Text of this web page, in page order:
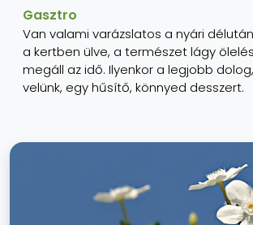
Gasztro
Van valami varázslatos a nyári
a kertben ülve, a természet lágy
megáll az idő. Ilyenkor a legjobb
velünk, egy hűsítő, könnyed desszert.